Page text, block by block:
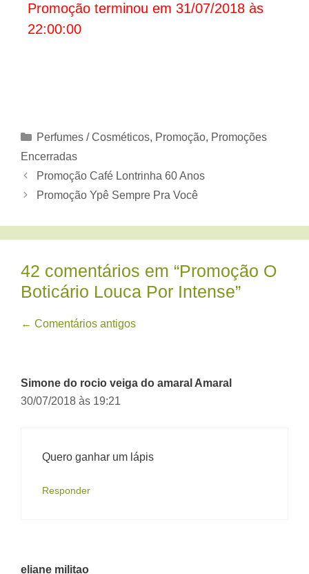
Promoção terminou em 31/07/2018 às
22:00:00
Categorias
Perfumes / Cosméticos, Promoção, Promoções
Encerradas
Promoção Café Lontrinha 60 Anos
Promoção Ypê Sempre Pra Você
42 comentários em “Promoção O
Boticário Louca Por Intense”
Navegação
← Comentários antigos
Simone do rocio veiga do amaral Amaral
30/07/2018 às 19:21
Quero ganhar um lápis
Responder
eliane militao